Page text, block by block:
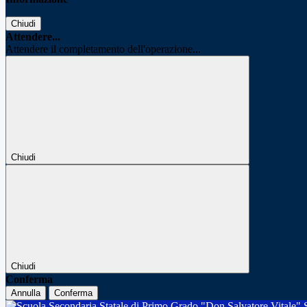
Chiudi
Attendere...
Attendere il completamento dell'operazione...
Chiudi
Chiudi
Conferma
Annulla Conferma